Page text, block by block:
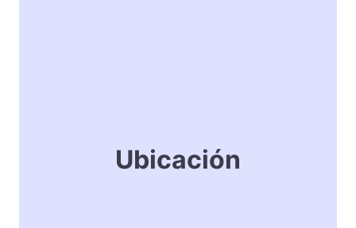
Ubicación